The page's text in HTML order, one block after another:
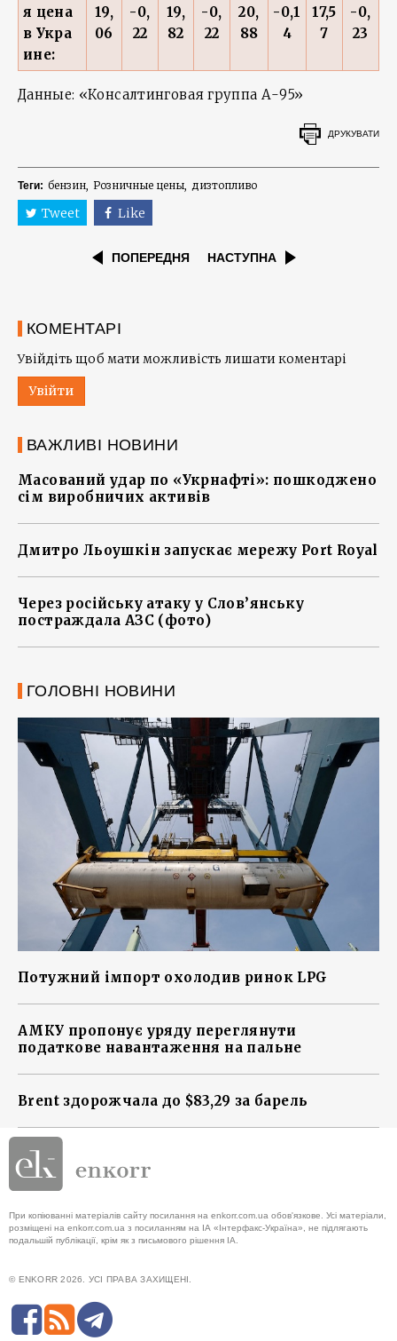
я цена
в Укра
ине:
19,
06
-0,
22
19,
82
-0,
22
20,
88
-0,1
4
17,5
7
-0,
23
Данные: «Консалтинговая группа А-95»
ДРУКУВАТИ
Теги: бензин Розничные цены дизтопливо
Tweet Like
ПОПЕРЕДНЯ НАСТУПНА
КОМЕНТАРІ
Увійдіть щоб мати можливість лишати коментарі
Увійти
ВАЖЛИВІ НОВИНИ
Масований удар по «Укрнафті»: пошкоджено
сім виробничих активів
Дмитро Льоушкін запускає мережу Port Royal
Через російську атаку у Слов’янську
постраждала АЗС (фото)
ГОЛОВНІ НОВИНИ
Потужний імпорт охолодив ринок LPG
АМКУ пропонує уряду переглянути
податкове навантаження на пальне
Brent здорожчала до $83,29 за барель
При копіюванні матеріалів сайту посилання на enkorr.com.ua обов'язкове. Усі матеріали,
розміщені на enkorr.com.ua з посиланням на ІА «Інтерфакс-Україна», не підлягають
подальшій публікації, крім як з письмового рішення ІА.
© ENKORR 2026. УСІ ПРАВА ЗАХИЩЕНІ.